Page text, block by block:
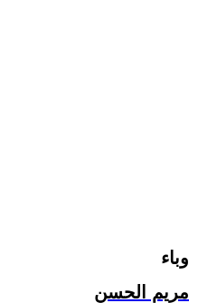
وباء
مريم الحسن